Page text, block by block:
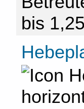
bis